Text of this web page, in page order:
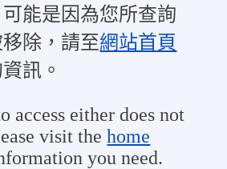
能是因為您所查詢
除，請至網站首頁
訊。
access either does not
visit thehome
you need.